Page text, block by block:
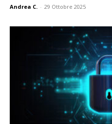
Andrea C. - 29 Ottobre 2025